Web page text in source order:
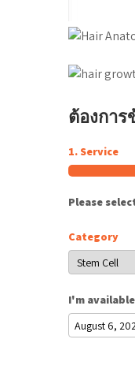
ต้องกา
1. Service
Please
Category
I'm